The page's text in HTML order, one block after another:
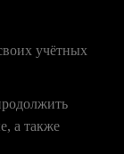
учётных
а также